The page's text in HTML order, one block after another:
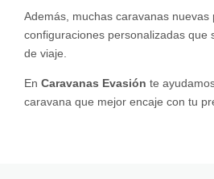
Además, muchas caravanas
configuraciones personalizadas que
de viaje.
En Caravanas Evasión te
caravana que mejor encaje con tu